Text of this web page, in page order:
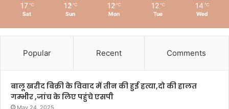
17 ℃
Sat
12 ℃
Sun
12 ℃
Mon
12 ℃
Tue
14 ℃
Wed
Popular Recent Comments
बालू खरीद बिक्री के विवाद में तीन की हुई हत्या,दो की हालत
गम्भीर ,जांच के लिए पहुंचे एसपी
May 24, 2025